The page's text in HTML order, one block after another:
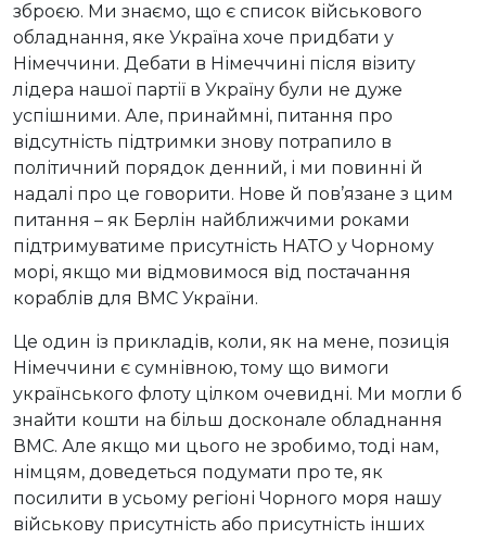
зброєю. Ми знаємо, що є список військового
обладнання, яке Україна хоче придбати у
Німеччини. Дебати в Німеччині після візиту
лідера нашої партії в Україну були не дуже
успішними. Але, принаймні, питання про
відсутність підтримки знову потрапило в
політичний порядок денний, і ми повинні й
надалі про це говорити. Нове й пов’язане з цим
питання – як Берлін найближчими роками
підтримуватиме присутність НАТО у Чорному
морі, якщо ми відмовимося від постачання
кораблів для ВМС України.
Це один із прикладів, коли, як на мене, позиція
Німеччини є сумнівною, тому що вимоги
українського флоту цілком очевидні. Ми могли б
знайти кошти на більш досконале обладнання
ВМС. Але якщо ми цього не зробимо, тоді нам,
німцям, доведеться подумати про те, як
посилити в усьому регіоні Чорного моря нашу
військову присутність або присутність інших